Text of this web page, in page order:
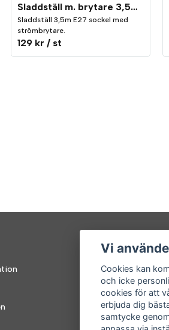
Sladdställ m. brytare 3,5m E27 sockel
Sladdställ 3,5m E27 sockel med
strömbrytare.
129 kr / st
Mitt
Logga
Glömt
Vi
Cookies kan
och icke
cookies för att
erbjuda dig
samtycke